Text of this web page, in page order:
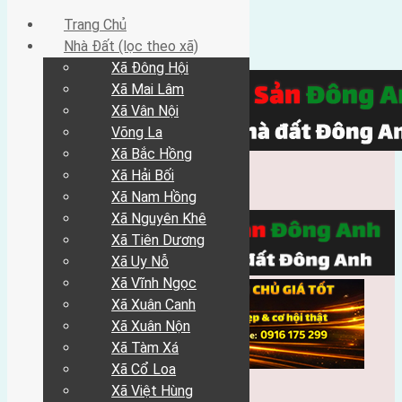
Trang Chủ
Trang Chủ
Nhà Đất (lọc theo xã)
Xã Đông Hội
Xã Mai Lâm
Xã Vân Nội
Võng La
Xã Bắc Hồng
Xã Hải Bối
Xã Nam Hồng
Xã Nguyên Khê
Xã Tiên Dương
Xã Uy Nỗ
Xã Vĩnh Ngọc
Xã Xuân Canh
Xã Xuân Nộn
Xã Tàm Xá
Xã Cổ Loa
Xã Việt Hùng